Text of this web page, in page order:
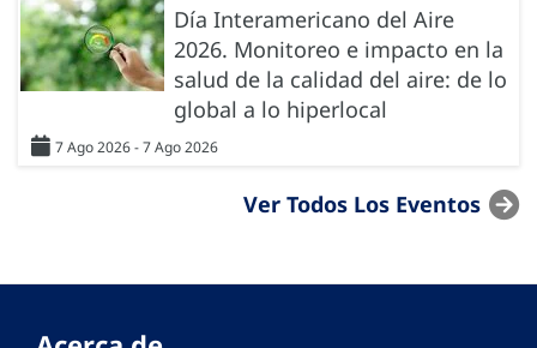
Día Interamericano del Aire
2026. Monitoreo e impacto en la
salud de la calidad del aire: de lo
global a lo hiperlocal
7 Ago 2026 - 7 Ago 2026
Ver Todos Los Eventos